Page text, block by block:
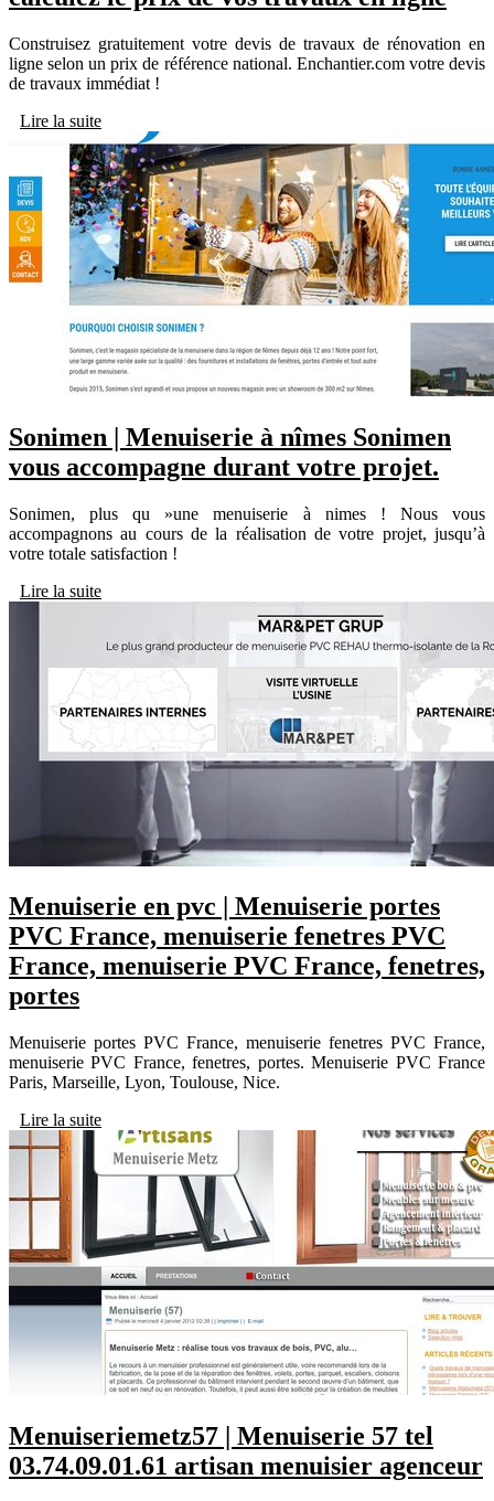
Construisez gratuitement votre devis de travaux de rénovation en
ligne selon un prix de référence national. Enchantier.com votre devis
de travaux immédiat !
Lire la suite
Sonimen | Menuiserie à nîmes Sonimen
vous accompagne durant votre projet.
Sonimen, plus qu »une menuiserie à nimes ! Nous vous
accompagnons au cours de la réalisation de votre projet, jusqu’à
votre totale satisfaction !
Lire la suite
Menuiserie en pvc | Menuiserie portes
PVC France, menuiserie fenetres PVC
France, menuiserie PVC France, fenetres,
portes
Menuiserie portes PVC France, menuiserie fenetres PVC France,
menuiserie PVC France, fenetres, portes. Menuiserie PVC France
Paris, Marseille, Lyon, Toulouse, Nice.
Lire la suite
Menuiserie­metz57 | Menuiserie 57 tel
03.74.09.01.61 artisan menuisier agenceur